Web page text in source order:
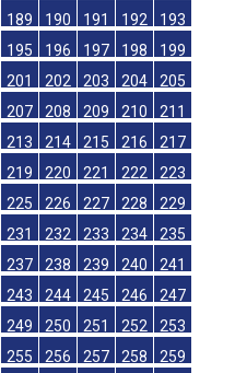
189 190 191 192
193
195 196 197 198
199
201 202 203 204
205
207 208 209 210
211
213 214 215 216
217
219 220 221 222
223
225 226 227 228
229
231 232 233 234
235
237 238 239 240
241
243 244 245 246
247
249 250 251 252
253
255 256 257 258
259